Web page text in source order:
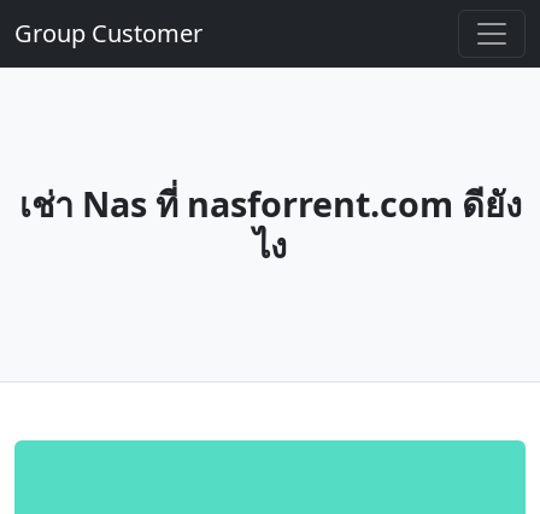
Group Customer
เช่า Nas ที่ nasforrent.com ดียัง
ไง